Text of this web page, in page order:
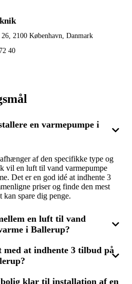
2100 København, Danmark
40
en varmepumpe i
af den specifikke type og
vil en luft til vand varmepumpe
Det er en god idé at indhente 3
priser og finde den mest
kan spare dig penge.
en luft til vand
i Ballerup?
opvarmningskrav og
En luft til vand varmepumpe
at få 3 tilbud kan du
at indhente 3 tilbud på
klar til installation af en